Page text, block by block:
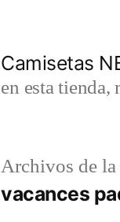
Camisetas
en esta tienda,
Archivos de la
vacances